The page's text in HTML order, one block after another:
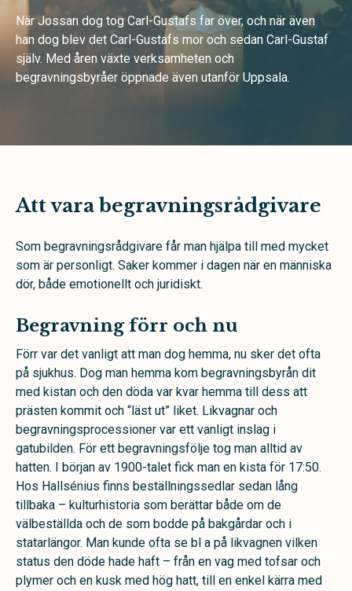
När Jossan dog tog Carl-Gustafs far över, och när även
han dog blev det Carl-Gustafs mor och sedan Carl-Gustaf
själv. Med åren växte verksamheten och
begravningsbyråer öppnade även utanför Uppsala.
Att vara begravningsrådgivare
Som begravningsrådgivare får man hjälpa till med mycket
som är personligt. Saker kommer i dagen när en människa
dör, både emotionellt och juridiskt.
Begravning förr och nu
Förr var det vanligt att man dog hemma, nu sker det ofta
på sjukhus. Dog man hemma kom begravningsbyrån dit
med kistan och den döda var kvar hemma till dess att
prästen kommit och “läst ut” liket. Likvagnar och
begravningsprocessioner var ett vanligt inslag i
gatubilden. För ett begravningsfölje tog man alltid av
hatten. I början av 1900-talet fick man en kista för 17:50.
Hos Hallsénius finns beställningssedlar sedan lång
tillbaka – kulturhistoria som berättar både om de
välbeställda och de som bodde på bakgårdar och i
statarlängor. Man kunde ofta se bl a på likvagnen vilken
status den döde hade haft – från en vag med tofsar och
plymer och en kusk med hög hatt, till en enkel kärra med